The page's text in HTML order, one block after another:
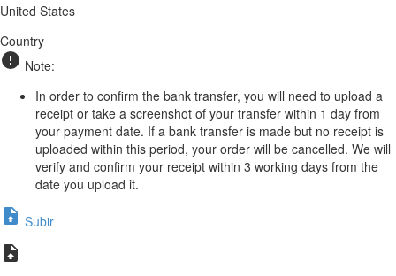
United States
Country
Note:
In order to confirm the bank transfer, you will need to upload a
receipt or take a screenshot of your transfer within 1 day from
your payment date. If a bank transfer is made but no receipt is
uploaded within this period, your order will be cancelled. We will
verify and confirm your receipt within 3 working days from the
date you upload it.
Subir